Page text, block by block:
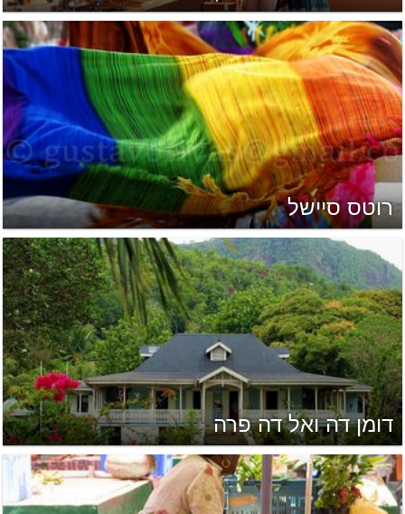
רוטס סיישל
דומן דה ואל דה פרה